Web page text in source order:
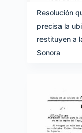
Resolución
precisa la
restituyen a
Sonora